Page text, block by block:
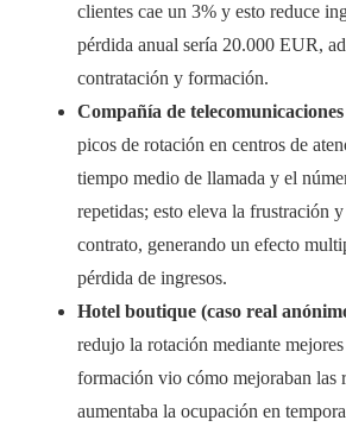
clientes cae un 3% y esto reduce
pérdida anual sería 20.000 EUR,
contratación y formación.
Compañía de
picos de rotación en centros de
tiempo medio de llamada y el
repetidas; esto eleva la frustración
contrato, generando un efecto
pérdida de ingresos.
Hotel boutique (caso real
redujo la rotación mediante
formación vio cómo mejoraban las
aumentaba la ocupación en